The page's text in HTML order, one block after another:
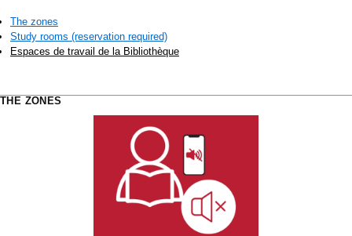
The zones
Study rooms (reservation required)
Espaces de travail de la Bibliothèque
THE ZONES
ZONE_SILENCIEUSE_EN.PNG